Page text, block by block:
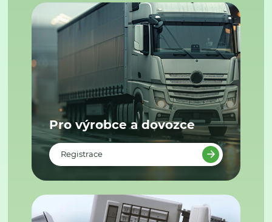
Pro výrobce a dovozce
Registrace